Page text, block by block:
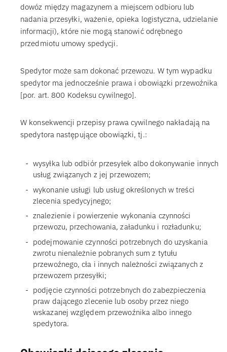
dowóz między magazynem a miejscem odbioru lub
nadania przesyłki, ważenie, opieka logistyczna, udzielanie
informacji), które nie mogą stanowić odrębnego
przedmiotu umowy spedycji.
Spedytor może sam dokonać przewozu. W tym wypadku
spedytor ma jednocześnie prawa i obowiązki przewoźnika
[por. art. 800 Kodeksu cywilnego].
W konsekwencji przepisy prawa cywilnego nakładają na
spedytora następujące obowiązki, tj.:
wysyłka lub odbiór przesyłek albo dokonywanie innych
usług związanych z jej przewozem;
wykonanie usługi lub usług określonych w treści
zlecenia spedycyjnego;
znalezienie i powierzenie wykonania czynności
przewozu, przechowania, załadunku i rozładunku;
podejmowanie czynności potrzebnych do uzyskania
zwrotu nienależnie pobranych sum z tytułu
przewoźnego, cła i innych należności związanych z
przewozem przesyłki;
podjęcie czynności potrzebnych do zabezpieczenia
praw dającego zlecenie lub osoby przez niego
wskazanej względem przewoźnika albo innego
spedytora.